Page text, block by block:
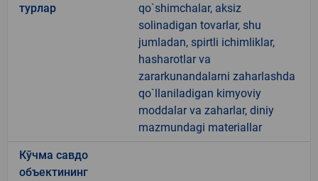
турлар
qo`shimchalar, aksiz
solinadigan tovarlar, shu
jumladan, spirtli ichimliklar,
hasharotlar va
zararkunandalarni zaharlashda
qo`llaniladigan kimyoviy
moddalar va zaharlar, diniy
mazmundagi materiallar
Кўчма савдо
объектининг